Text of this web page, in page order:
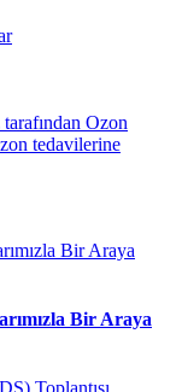
tarafından Ozon
tedavilerine
Bir Araya